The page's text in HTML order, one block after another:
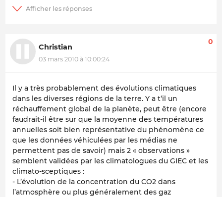
Christian
03 mars 2010 à 10:00:24
0
Il y a très probablement des évolutions climatiques
dans les diverses régions de la terre. Y a t‘il un
réchauffement global de la planète, peut être (encore
faudrait-il être sur que la moyenne des températures
annuelles soit bien représentative du phénomène ce
que les données véhiculées par les médias ne
permettent pas de savoir) mais 2 « observations »
semblent validées par les climatologues du GIEC et les
climato-sceptiques :
- L’évolution de la concentration du CO2 dans
l’atmosphère ou plus généralement des gaz